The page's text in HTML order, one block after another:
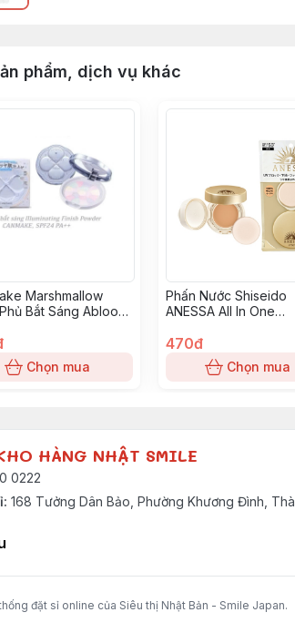
phẩm, dịch vụ khác
Marshmallow
Bắt Sáng Abloom
Chọn mua
Phấn Nước Shiseido
ANESSA All In One
Tone sáng
470đ
Chọn mua
HÀNG NHẬT SMILE
0222
: 168 Tưởng Dân Bảo, Phường Khương Đình,
đặt sỉ online của Siêu thị Nhật Bản - Smile Japan.